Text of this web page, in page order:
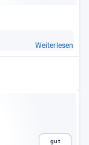
Weiterlesen
Gut